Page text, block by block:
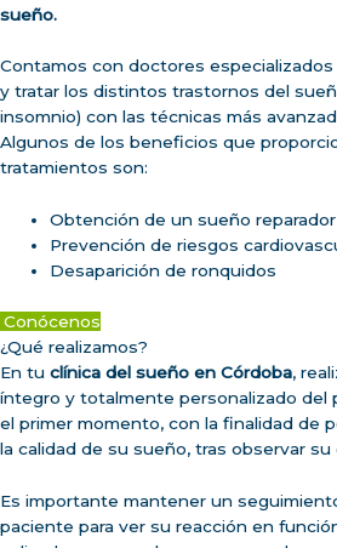
sueño.
Contamos con doctores
y tratar los distintos trastornos del
insomnio) con las técnicas más
Algunos de los beneficios que
tratamientos son:
Obtención de un sueño reparador
Prevención de riesgos
Desaparición de ronquidos
Conócenos
¿Qué realizamos?
En tu clínica del sueño en Córdoba,
íntegro y totalmente personalizado del
el primer momento, con la finalidad de
la calidad de su sueño, tras observar su
Es importante mantener un
paciente para ver su reacción en